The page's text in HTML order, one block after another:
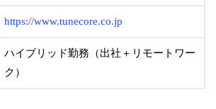
https://www.tunecore.co.jp
ハイブリッド勤務（出社＋リモートワー
ク）